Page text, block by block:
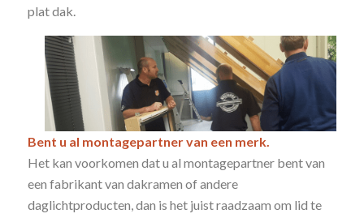
plat dak.
Bent u al montagepartner van een merk.
Het kan voorkomen dat u al montagepartner bent van
een fabrikant van dakramen of andere
daglichtproducten, dan is het juist raadzaam om lid te